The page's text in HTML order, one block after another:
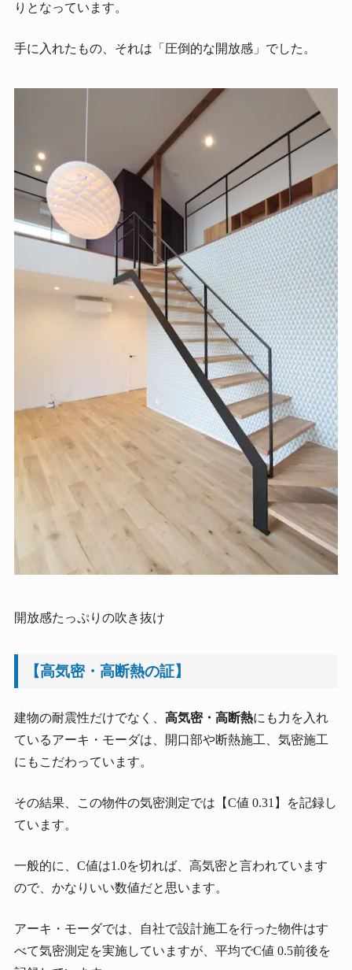
りとなっています。
手に入れたもの、それは「圧倒的な開放感」でした。
開放感たっぷりの吹き抜け
【高気密・高断熱の証】
建物の耐震性だけでなく、 高気密・高断熱にも力を入れ
ているアーキ・モーダは、開口部や断熱施工、気密施工
にもこだわっています。
その結果、この物件の気密測定では【C値 0.31】を記録し
ています。
一般的に、C値は1.0を切れば、高気密と言われています
ので、かなりいい数値だと思います。
アーキ・モーダでは、自社で設計施工を行った物件はす
べて気密測定を実施していますが、平均でC値 0.5前後を